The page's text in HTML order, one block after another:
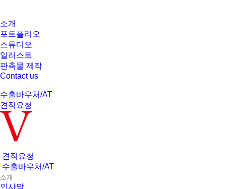
소개
포트폴리오
스튜디오
일러스트
판촉물 제작
Contact us
수출바우처/AT
견적요청
견적요청
수출바우처/AT
소개
인사말